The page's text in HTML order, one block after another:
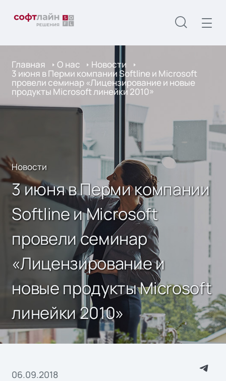
Главная О нас Новости
3 июня в Перми компании Softline и Microsoft
провели семинар «Лицензирование и новые
продукты Microsoft линейки 2010»
Новости
3 июня в Перми компании
Softline и Microsoft
провели семинар
«Лицензирование и
новые продукты Microsoft
линейки 2010»
06.09.2018